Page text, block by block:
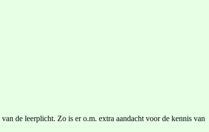
de leerplicht. Zo is er o.m. extra aandacht voor de kennis van